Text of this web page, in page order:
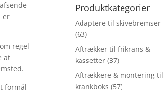
er
regel
at
formål
Produktkategorier
Adaptere til skivebremser
(63)
Aftrækker til frikrans &
kassetter (37)
Aftrækkere & montering til
krankboks (57)